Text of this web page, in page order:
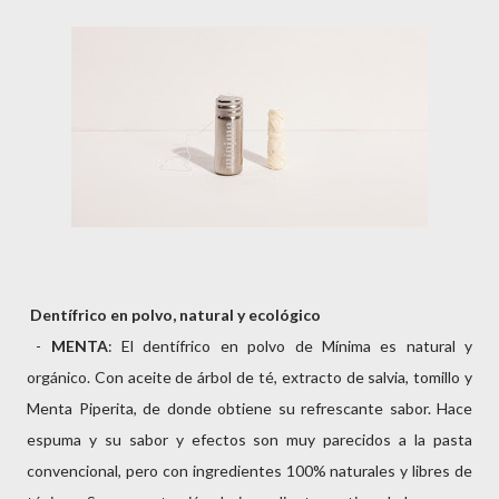
Dentífrico en polvo, natural y ecológico
- MENTA: El dentífrico en polvo de Mínima es natural y
orgánico. Con aceite de árbol de té, extracto de salvia, tomillo y
Menta Piperita, de donde obtiene su refrescante sabor. Hace
espuma y su sabor y efectos son muy parecidos a la pasta
convencional, pero con ingredientes 100% naturales y libres de